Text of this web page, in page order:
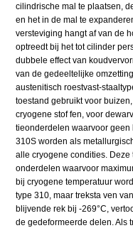
cilindrische mal te plaatsen,
en het in de mal te
versteviging hangt af van de
optreedt bij het tot cilinder
dubbele effect van
van de gedeeltelijke
austenitisch roestvast-
toestand gebruikt voor
cryogene stof fen, voor
tieonderdelen waarvoor geen
310S worden als
alle cryogene condities.
onderdelen waarvoor
bij cryogene temperatuur
type 310, maar treksta ven
blijvende rek bij -269°C,
de gedeformeerde delen. Als